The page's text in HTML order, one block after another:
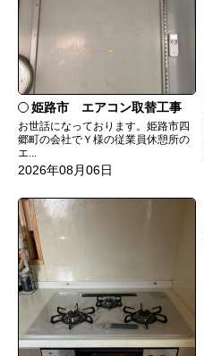
姫路市 エアコン取替工事
お世話になっております。姫路市四
郷町の会社でＹ様の従業員休憩所の
エ...
2026年08月06日